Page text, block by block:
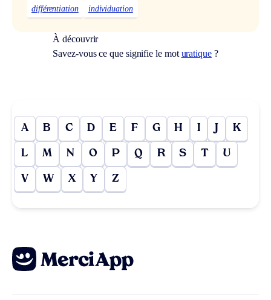
différentiation individuation
À découvrir
Savez-vous ce que signifie le mot uratique?
A B C D E F G H I J K
L M N O P Q R S T U
V W X Y Z